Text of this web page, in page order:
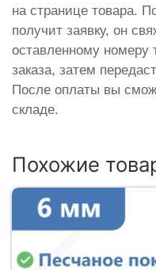
на странице товара.
получит заявку, он
оставленному номеру
заказа, затем
После оплаты вы
складе.
Похожие